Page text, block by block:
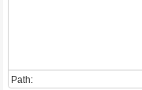
Path: